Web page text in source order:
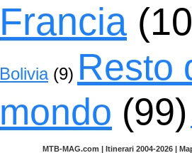
Francia
Bolivia(9) Resto
mondo (99)
MTB-MAG.com | Itinerari 2004-2026 |